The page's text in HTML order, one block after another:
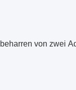
von zwei